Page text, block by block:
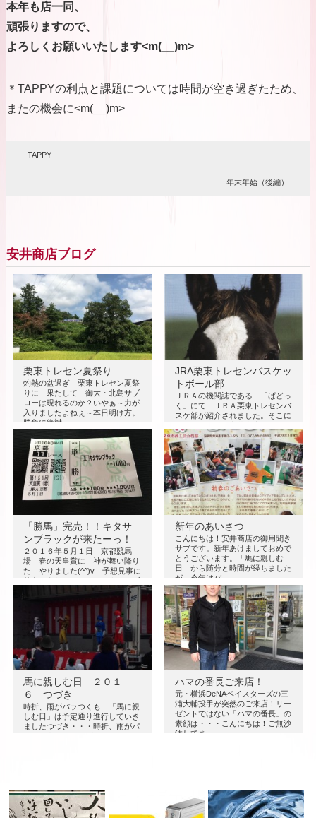
本年も店一同、
頑張りますので、
よろしくお願いいたします<m(__)m>
＊TAPPYの利点と課題については時間が空き過ぎたため、
またの機会に<m(__)m>
TAPPY
年末年始（後編）
安井商店ブログ
栗東トレセン夏祭り
灼熱の盆過ぎ 栗東トレセン夏祭
りに 果たして 御大・北島サブ
ローは現れるのか？いやぁ～力が
入りましたよねぇ～本日明け方。
勝負に絶対…
JRA栗東トレセンバスケッ
トボール部
ＪＲＡの機関誌である 「ぱどっ
く」にて ＪＲＡ栗東トレセンバ
スケ部が紹介されました。そこに
が・・・ こ…
「勝馬」完売！！キタサ
ンブラックが来たーっ！
２０１６年５月１日 京都競馬
場 春の天皇賞に 神が舞い降り
た やりました(^^)v 予想見事に
新年のあいさつ
こんにちは！安井商店の御用聞き
サブです。新年あけましておめで
とうございます。「馬に親しむ
日」から随分と時間が経ちました
が、今年はバ…
馬に親しむ日 ２０１
６ つづき
時折、雨がパラつくも 「馬に親
しむ日」は予定通り進行していき
ましたつづき・・・時折、雨がパ
ハマの番長ご来店！
元・横浜DeNAベイスターズの三
浦大輔投手が突然のご来店！リー
ゼントではない「ハマの番長」の
素顔は・・・こんにちは！ご無沙
汰してま…